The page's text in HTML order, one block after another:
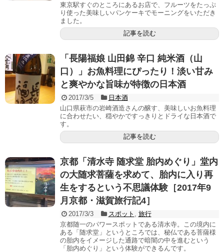
東京駅すぐのところにあるお店で、フルーツをたっぷ
り使った美味しいパンケーキでモーニングをいただき
ました。
記事を読む
「長陽福娘 山田錦 辛口 純米酒（山
口）」お魚料理にぴったり！淡い甘み
と爽やかな旨味が特徴の日本酒
2017/3/5
日本酒
山口県萩市の岩崎酒造さんの醸す、美味しいお魚料理
に合わせたい、穏やかですっきりとドライな日本酒で
す。
記事を読む
京都「清水寺 随求堂 胎内めぐり」堂内
の大随求菩薩を求めて、胎内に入り再
生をするという不思議体験［2017年9
月京都・滋賀旅行記4］
2017/3/3 スポット
旅行
京都随一のパワースポットである清水寺。この境内に
ある「随求堂」というところでは、秘仏である菩薩様
の胎内をイメージした通路で暗闇の中を進むという
「胎内めぐり」という体験ができるんです。